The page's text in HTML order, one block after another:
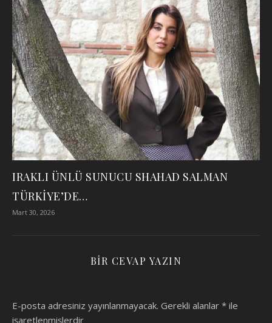
IRAKLI ÜNLÜ SUNUCU SHAHAD SALMAN
TÜRKİYE’DE…
Mart 30, 2026
BIR CEVAP YAZIN
E-posta adresiniz yayınlanmayacak. Gerekli alanlar * ile
işaretlenmişlerdir